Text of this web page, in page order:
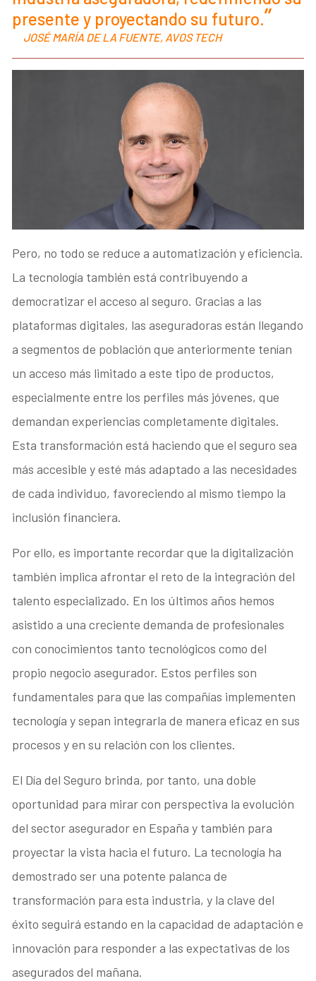
presente y proyectando su futuro.
JOSÉ MARÍA DE LA FUENTE, AVOS TECH
Pero, no todo se reduce a automatización y eficiencia.
La tecnología también está contribuyendo a
democratizar el acceso al seguro. Gracias a las
plataformas digitales, las aseguradoras están llegando
a segmentos de población que anteriormente tenían
un acceso más limitado a este tipo de productos,
especialmente entre los perfiles más jóvenes, que
demandan experiencias completamente digitales.
Esta transformación está haciendo que el seguro sea
más accesible y esté más adaptado a las necesidades
de cada individuo, favoreciendo al mismo tiempo la
inclusión financiera.
Por ello, es importante recordar que la digitalización
también implica afrontar el reto de la integración del
talento especializado. En los últimos años hemos
asistido a una creciente demanda de profesionales
con conocimientos tanto tecnológicos como del
propio negocio asegurador. Estos perfiles son
fundamentales para que las compañías implementen
tecnología y sepan integrarla de manera eficaz en sus
procesos y en su relación con los clientes.
El Día del Seguro brinda, por tanto, una doble
oportunidad para mirar con perspectiva la evolución
del sector asegurador en España y también para
proyectar la vista hacia el futuro. La tecnología ha
demostrado ser una potente palanca de
transformación para esta industria, y la clave del
éxito seguirá estando en la capacidad de adaptación e
innovación para responder a las expectativas de los
asegurados del mañana.